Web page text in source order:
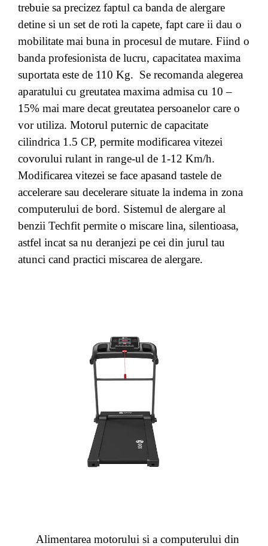
trebuie sa precizez faptul ca banda de alergare
detine si un set de roti la capete, fapt care ii dau o
mobilitate mai buna in procesul de mutare. Fiind o
banda profesionista de lucru, capacitatea maxima
suportata este de 110 Kg. Se recomanda alegerea
aparatului cu greutatea maxima admisa cu 10 –
15% mai mare decat greutatea persoanelor care o
vor utiliza. Motorul puternic de capacitate
cilindrica 1.5 CP, permite modificarea vitezei
covorului rulant in range-ul de 1-12 Km/h.
Modificarea vitezei se face apasand tastele de
accelerare sau decelerare situate la indema in zona
computerului de bord. Sistemul de alergare al
benzii Techfit permite o miscare lina, silentioasa,
astfel incat sa nu deranjezi pe cei din jurul tau
atunci cand practici miscarea de alergare.
Alimentarea motorului si a computerului din